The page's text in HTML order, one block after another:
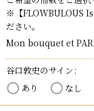
※【FLOWBULOUS
ださい。
Mon bouquet et
谷口敦史のサイン:
あり
なし